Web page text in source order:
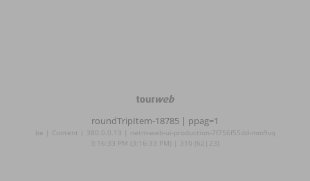
TourWeb
©
NetMatch
roundTripItem-18785 | ppag=1
be | Content | 380.0.0.13 | netm-web-ui-production-7f756f55dd-mm9vq
3:16:33 PM (3:16:33 PM) | 310 (62|23)